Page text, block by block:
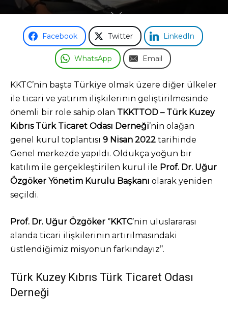
Facebook Twitter LinkedIn
WhatsApp Email
KKTC’nin başta Türkiye olmak üzere diğer ülkeler
ile ticari ve yatırım ilişkilerinin geliştirilmesinde
önemli bir role sahip olan TKKTTOD – Türk Kuzey
Kıbrıs Türk Ticaret Odası Derneği’nin olağan
genel kurul toplantısı 9 Nisan 2022 tarihinde
Genel merkezde yapıldı. Oldukça yoğun bir
katılım ile gerçekleştirilen kurul ile Prof. Dr. Uğur
Özgöker Yönetim Kurulu Başkanı olarak yeniden
seçildi.
Prof. Dr. Uğur Özgöker ‘’KKTC’nin uluslararası
alanda ticari ilişkilerinin artırılmasındaki
üstlendiğimiz misyonun farkındayız’’.
Türk Kuzey Kıbrıs Türk Ticaret Odası
Derneği